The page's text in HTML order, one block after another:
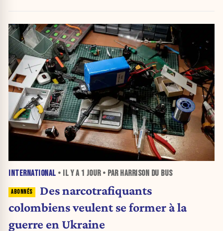
INTERNATIONAL • IL Y A 1 JOUR• PAR HARRISON DU BUS
Des narcotrafiquants
colombiens veulent se former à la
guerre en Ukraine